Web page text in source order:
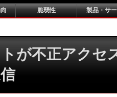
脆弱性 製品・サ
が不正アクセ